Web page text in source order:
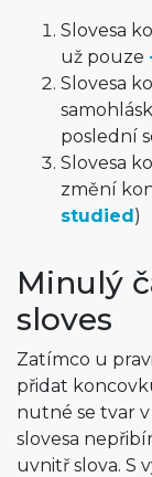
Slovesa
už pouze
Slovesa
poslední
Slovesa
změní
studied)
Minulý
sloves
Zatímco u
přidat
nutné se tvar
slovesa
uvnitř slova. S